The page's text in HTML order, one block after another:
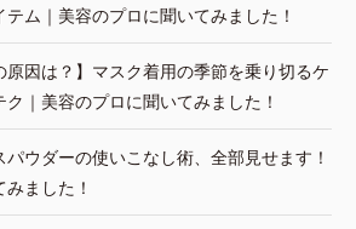
ム｜美容のプロに聞いてみました！
原因は？】マスク着用の季節を乗り切るケ
｜美容のプロに聞いてみました！
パウダーの使いこなし術、全部見せます！
ました！